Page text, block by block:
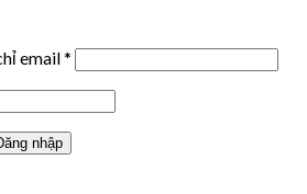
email*
nhập